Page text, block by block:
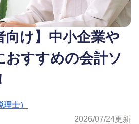
向け】中小企業や
おすすめの会計ソ
士）
2026/07/24更新